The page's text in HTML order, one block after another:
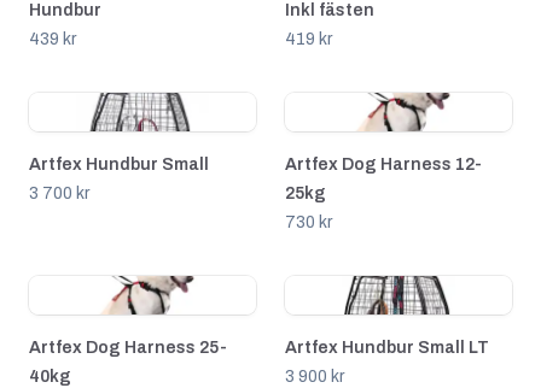
Hundbur
439 kr
Inkl fästen
419 kr
Artfex Hundbur Small
3 700 kr
Artfex Dog Harness 12-
25kg
730 kr
Artfex Dog Harness 25-
40kg
Artfex Hundbur Small LT
3 900 kr